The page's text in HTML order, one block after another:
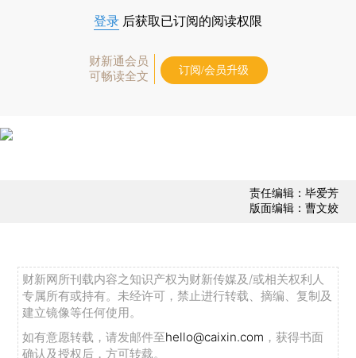
登录 后获取已订阅的阅读权限
财新通会员
可畅读全文
订阅/会员升级
责任编辑：毕爱芳
版面编辑：曹文姣
财新网所刊载内容之知识产权为财新传媒及/或相关权利人
专属所有或持有。未经许可，禁止进行转载、摘编、复制及
建立镜像等任何使用。
如有意愿转载，请发邮件至hello@caixin.com ，获得书面
确认及授权后，方可转载。